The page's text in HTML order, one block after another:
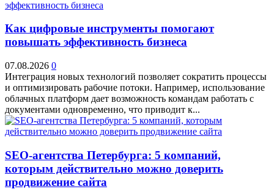
Как цифровые инструменты помогают
повышать эффективность бизнеса
07.08.2026 0
Интеграция новых технологий позволяет сократить процессы
и оптимизировать рабочие потоки. Например, использование
облачных платформ дает возможность командам работать с
документами одновременно, что приводит к...
SEO-агентства Петербурга: 5 компаний,
которым действительно можно доверить
продвижение сайта